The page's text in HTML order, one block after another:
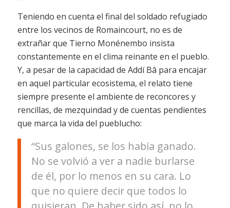
Teniendo en cuenta el final del soldado refugiado
entre los vecinos de Romaincourt, no es de
extrañar que Tierno Monénembo insista
constantemente en el clima reinante en el pueblo.
Y, a pesar de la capacidad de Addí Bâ para encajar
en aquel particular ecosistema, el relato tiene
siempre presente el ambiente de reconcores y
rencillas, de mezquindad y de cuentas pendientes
que marca la vida del pueblucho:
“Sus galones, se los había ganado.
No se volvió a ver a nadie burlarse
de él, por lo menos en su cara. Lo
que no quiere decir que todos lo